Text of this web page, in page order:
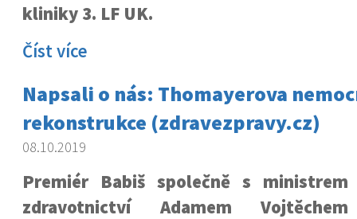
kliniky 3. LF UK.
Číst více
Napsali o nás: Thomayerova
rekonstrukce (zdravezpravy.cz)
08.10.2019
Premiér Babiš společně s ministrem
zdravotnictví Adamem Vojtěchem